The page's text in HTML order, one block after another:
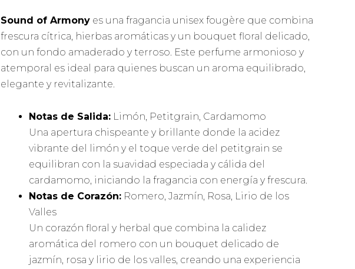
Sound of Armony es una fragancia unisex fougère que combina
frescura cítrica, hierbas aromáticas y un bouquet floral delicado,
con un fondo amaderado y terroso. Este perfume armonioso y
atemporal es ideal para quienes buscan un aroma equilibrado,
elegante y revitalizante.
Notas de Salida: Limón, Petitgrain, Cardamomo
Una apertura chispeante y brillante donde la acidez
vibrante del limón y el toque verde del petitgrain se
equilibran con la suavidad especiada y cálida del
cardamomo, iniciando la fragancia con energía y frescura.
Notas de Corazón: Romero, Jazmín, Rosa, Lirio de los
Valles
Un corazón floral y herbal que combina la calidez
aromática del romero con un bouquet delicado de
jazmín, rosa y lirio de los valles, creando una experiencia